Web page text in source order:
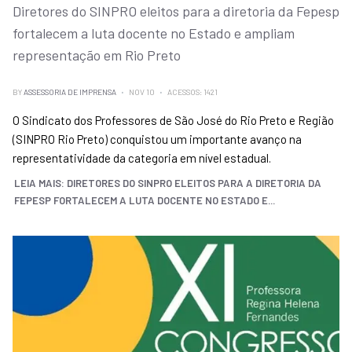
Diretores do SINPRO eleitos para a diretoria da Fepesp
fortalecem a luta docente no Estado e ampliam
representação em Rio Preto
BYASSESSORIA DE IMPRENSA NOV 10 ACESSOS: 1421
O Sindicato dos Professores de São José do Rio Preto e Região
(SINPRO Rio Preto) conquistou um importante avanço na
representatividade da categoria em nível estadual.
LEIA MAIS: DIRETORES DO SINPRO ELEITOS PARA A DIRETORIA DA
FEPESP FORTALECEM A LUTA DOCENTE NO ESTADO E...